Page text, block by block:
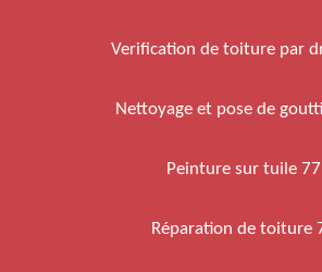
Verification de toiture par
Nettoyage et pose de
Peinture sur tuile 77
Réparation de toiture